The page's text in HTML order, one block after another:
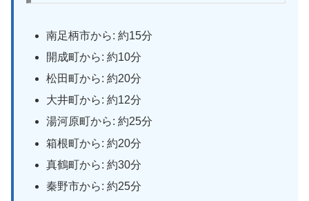
南足柄市から: 約15分
開成町から: 約10分
松田町から: 約20分
大井町から: 約12分
湯河原町から: 約25分
箱根町から: 約20分
真鶴町から: 約30分
秦野市から: 約25分